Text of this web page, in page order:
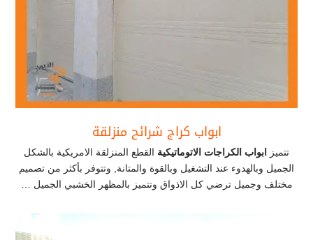
ابواب كراج شرائح منزلقة
تتميز ابواب الكراجات الاتوماتيكية القطع المنزلقة الامريكية بالشكل
الجميل وبالهدوء عند التشغيل وبالقوة والمتانة, وتتوفر بأكثر من تصميم
مختلف وجميل ترضي كل الاذواق وتتميز بالمظهر الخشبي الجميل …